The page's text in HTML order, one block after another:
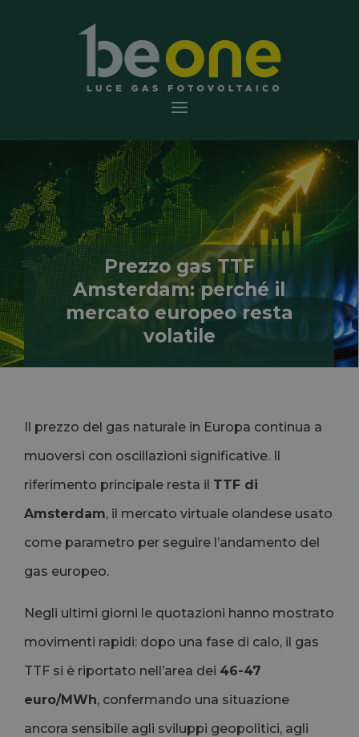
Prezzo gas TTF
Amsterdam: perché il
mercato europeo resta
volatile
Il prezzo del gas naturale in Europa continua a
muoversi con oscillazioni significative. Il
riferimento principale resta il TTF di
Amsterdam, il mercato virtuale olandese usato
come parametro per seguire l’andamento del
gas europeo.
Negli ultimi giorni le quotazioni hanno mostrato
movimenti rapidi: dopo una fase di calo, il gas
TTF si è riportato nell’area dei 46-47
euro/MWh, confermando una situazione
ancora sensibile agli sviluppi geopolitici, agli